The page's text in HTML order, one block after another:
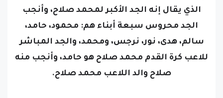
الذي يقال إنه الجد الأكبر لمحمد صلاح، وأنجب
الجد محروس سبعة أبناء هم: محمود، حامد،
سالم، هدى، نور، نرجس، ومحمد، والجد المباشر
للاعب كرة القدم محمد صلاح هو حامد، وأنجب منه
صلاح والد اللاعب محمد صلاح.